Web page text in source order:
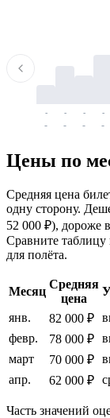
-
-
-
-
-
-
-
-
Цены по
Средняя цена
одну сторону.
52 000 ₽), дороже
Сравните
для полёта.
Месяц
Средняя
цена
янв.
82 000 ₽
февр.
78 000 ₽
март
70 000 ₽
апр.
62 000 ₽
Часть значений